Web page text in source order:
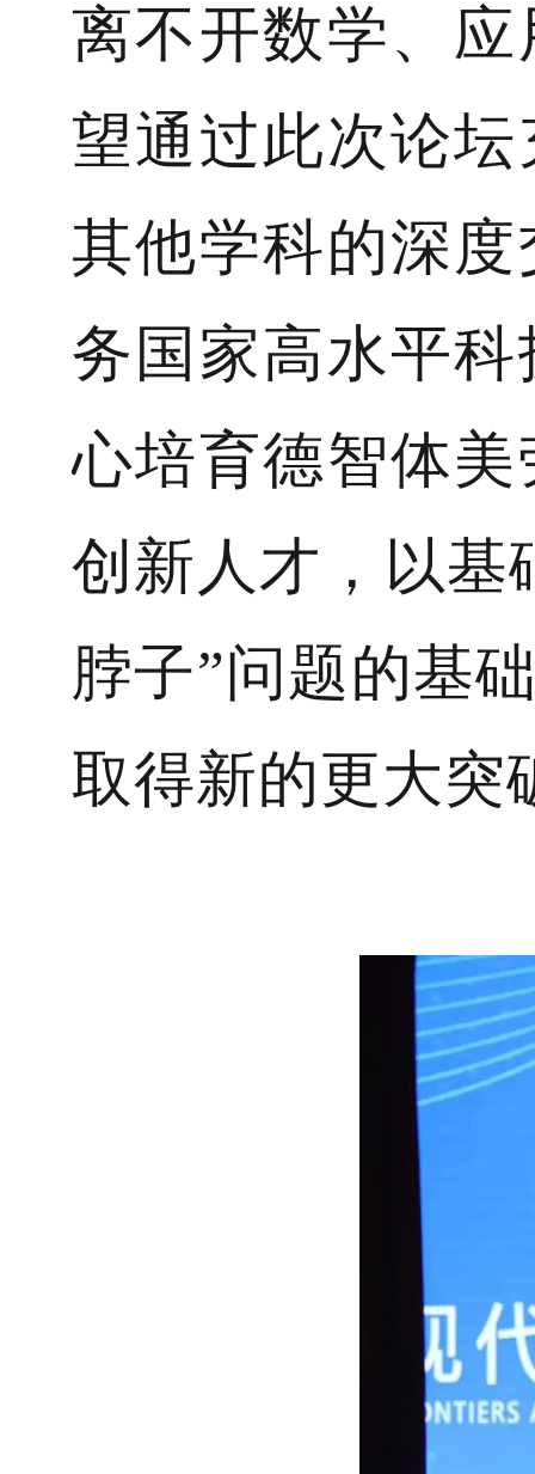
离不开数学、
望通过此次论
其他学科的深
务国家高水平
心培育德智体
创新人才，以基
脖子”问题的基
取得新的更大突